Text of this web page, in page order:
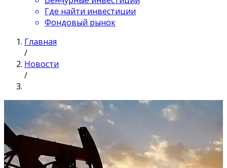
Где найти инвестиции
Фондовый рынок
Главная
/
Новости
/